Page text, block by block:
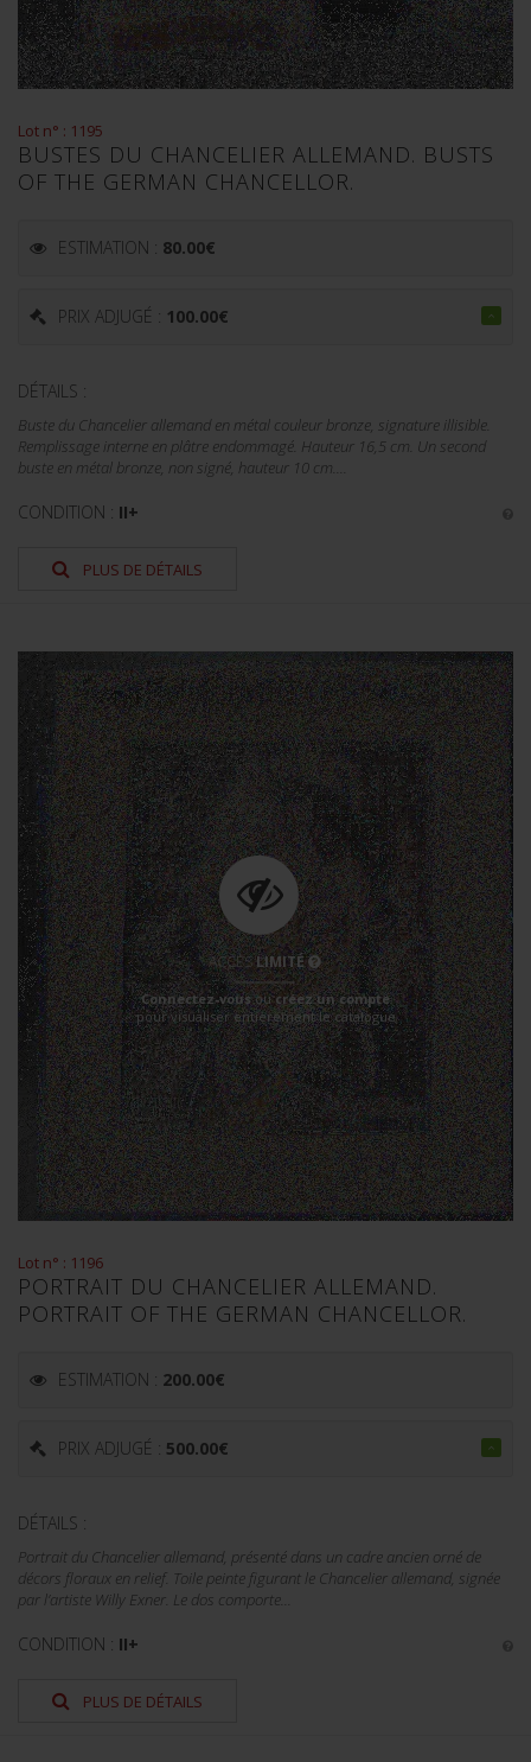
Lot n° : 1195
BUSTES DU CHANCELIER ALLEMAND. BUSTS
OF THE GERMAN CHANCELLOR.
ESTIMATION : 80.00€
PRIX ADJUGÉ : 100.00€
DÉTAILS :
Buste du Chancelier allemand en métal couleur bronze, signature illisible.
Remplissage interne en plâtre endommagé. Hauteur 16,5 cm. Un second
buste en métal bronze, non signé, hauteur 10 cm....
CONDITION : II+
PLUS DE DÉTAILS
ACCÈSLIMITÉ
Connectez-vousoucréez un compte
pour visualiser entièrement le catalogue
Lot n° : 1196
PORTRAIT DU CHANCELIER ALLEMAND.
PORTRAIT OF THE GERMAN CHANCELLOR.
ESTIMATION : 200.00€
PRIX ADJUGÉ : 500.00€
DÉTAILS :
Portrait du Chancelier allemand, présenté dans un cadre ancien orné de
décors floraux en relief. Toile peinte figurant le Chancelier allemand, signée
par l’artiste Willy Exner. Le dos comporte...
CONDITION : II+
PLUS DE DÉTAILS